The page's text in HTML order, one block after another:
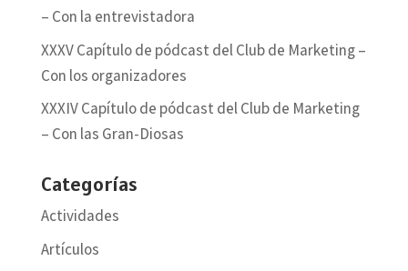
– Con la entrevistadora
XXXV Capítulo de pódcast del Club de Marketing –
Con los organizadores
XXXIV Capítulo de pódcast del Club de Marketing
– Con las Gran-Diosas
Categorías
Actividades
Artículos